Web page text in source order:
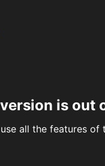
is out
all the features of